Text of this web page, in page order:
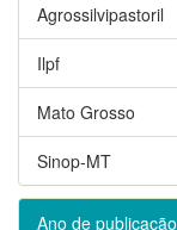
Agrossilvipastoril
Ilpf
Mato Grosso
Sinop-MT
Ano de publicação